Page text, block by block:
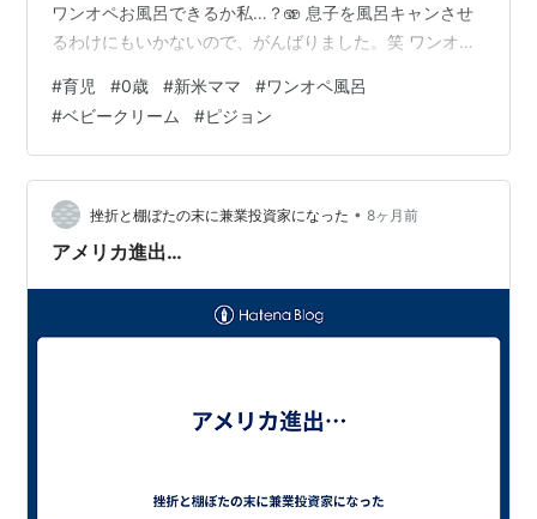
ワンオペお風呂できるか私…？🫨 息子を風呂キャンさせ
るわけにもいかないので、がんばりました。笑 ワンオペ
がリビングに連れてきて着替え&保湿をしています。ワン
オペだと移動が大変なので、この日は着替え&保湿も洗面
所ですることにしました。 事前準備として、まず洗面所
にクーファンを移動。クーファンの上に着替えとオム
ツ、その上にバスタオルを敷いておきます。保湿用のロ
ーションとクリーム、おしりに塗るワセリ…
#育児 #0歳 #新米ママ #ワンオペ風呂
#ベビークリーム #ピジョン
挫折と棚ぼたの末に兼業投資家になった • 8ヶ月前
アメリカ進出…